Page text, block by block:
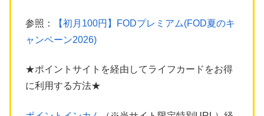
参照：
【初月100円】FODプレミアム(FOD夏のキ
ャンペーン2026)
★ポイントサイトを経由してライフカードをお得
に利用する方法★